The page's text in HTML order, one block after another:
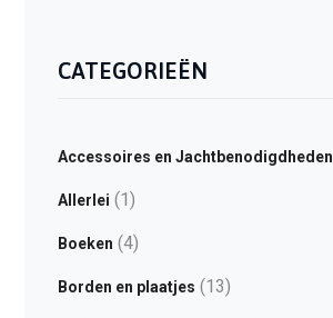
CATEGORIEËN
Accessoires en Jachtbenodigdheden
Allerlei (1)
Boeken (4)
Borden en plaatjes (13)